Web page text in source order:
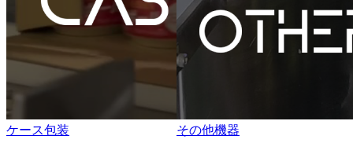
ケース包装 その他機器